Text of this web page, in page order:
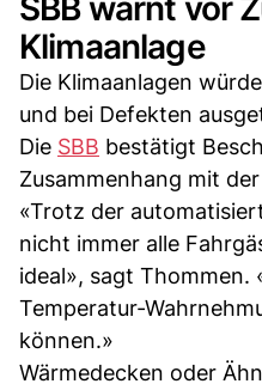
Klimaanlage
Die Klimaanlagen
und bei Defekten
Die SBB bestätigt
Zusammenhang mit
«Trotz der
nicht immer alle
ideal», sagt Thommen.
Temperatur-
können.»
Wärmedecken oder